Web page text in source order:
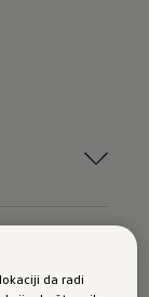
da radi